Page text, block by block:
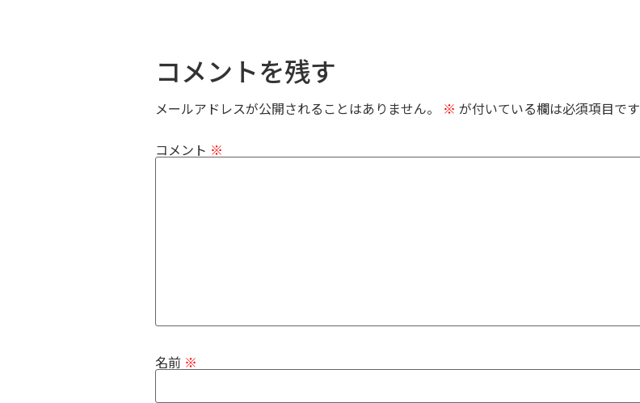
コメントを残す
メールアドレスが公開されることはありません。 ※ が付いている欄は必須項目です
コメント ※
名前 ※